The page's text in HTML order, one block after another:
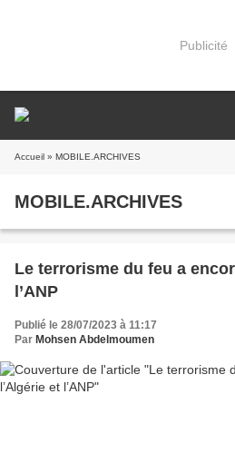
Publicité
Accueil » MOBILE.ARCHIVES
MOBILE.ARCHIVES
Le terrorisme du feu a
l’ANP
Publié le 28/07/2023 à 11:17
Par Mohsen Abdelmoumen